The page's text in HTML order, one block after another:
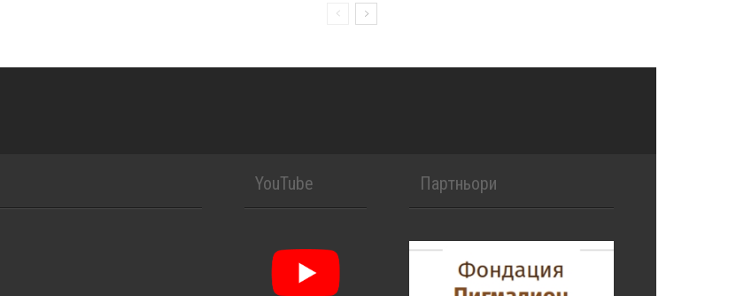
YouTube Партньори